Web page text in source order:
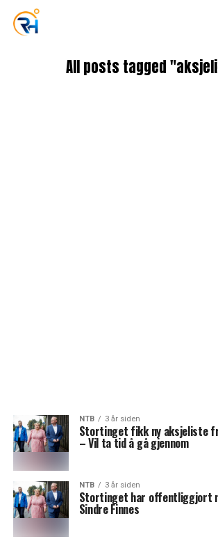
All posts tagged
NTB 3 år siden
Stortinget fikk ny aksjeliste
– Vil ta tid å gå gjennom
NTB 3 år siden
Stortinget har offentliggjort
Sindre Finnes